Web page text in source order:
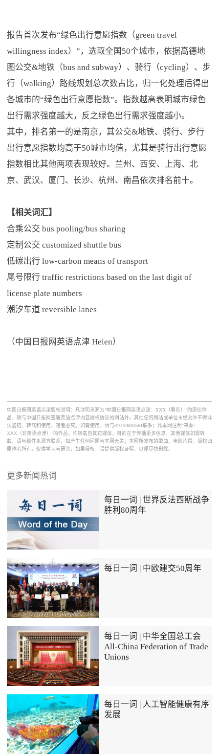
报告首次发布“绿色出行意愿指数（green travel
willingness index）”，选取全国50个城市，依据高德地
图公交&地铁（bus and subway）、骑行（cycling）、步
行（walking）路线规划总次数占比，归一化处理后得出
各城市的“绿色出行意愿指数”。指数越高表明城市绿色
出行需求强度越大，反之绿色出行需求强度越小。
其中，排名第一的是南京，其公交&地铁、骑行、步行
出行意愿指数均高于50城市均值，尤其是骑行出行意愿
指数相比其他两项表现较好。兰州、西安、上海、北
京、武汉、厦门、长沙、杭州、南昌依次排名前十。
【相关词汇】
合乘公交 bus pooling/bus sharing
定制公交 customized shuttle bus
低碳出行 low-carbon means of transport
尾号限行 traffic restrictions based on the last digit of
license plate numbers
潮汐车道 reversible lanes
（中国日报网英语点津 Helen）
中国日报网英语点津版权说明：凡注明来源为“中国日报网英语点津：XXX（署名）”的原创作
品，除与中国日报网签署英语点津内容授权协议的网站外，其他任何网站或单位未经允许不得非
法盗链、转载和使用，违者必究。如需使用，请与010-84883561联系；凡本网注明“来源：
XXX（非英语点津）”的作品，均转载自其它媒体，目的在于传播更多信息，其他媒体如需转
载，请与稿件来源方联系，如产生任何问题与本网无关；本网所发布的歌曲、电影片段，版权归
原作者所有，仅供学习与研究，如果侵权，请提供版权证明，以便尽快删除。
更多新闻热词
每日一词 | 世界反法西斯战争
胜利80周年
每日一词 | 中欧建交50周年
每日一词 | 中华全国总工会
All-China Federation of Trade
Unions
每日一词 | 人工智能健康有序
发展